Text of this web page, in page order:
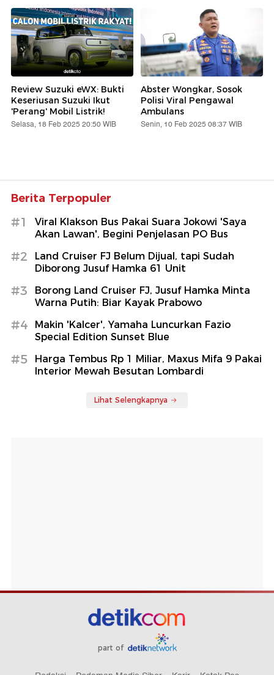
Review Suzuki eWX: Bukti
Keseriusan Suzuki Ikut
'Perang' Mobil Listrik!
Selasa, 18 Feb 2025 20:50 WIB
Abster Wongkar, Sosok
Polisi Viral Pengawal
Ambulans
Senin, 10 Feb 2025 08:37 WIB
Berita Terpopuler
#1
Viral Klakson Bus Pakai Suara Jokowi 'Saya
Akan Lawan', Begini Penjelasan PO Bus
#2
Land Cruiser FJ Belum Dijual, tapi Sudah
Diborong Jusuf Hamka 61 Unit
#3
Borong Land Cruiser FJ, Jusuf Hamka Minta
Warna Putih: Biar Kayak Prabowo
#4
Makin 'Kalcer', Yamaha Luncurkan Fazio
Special Edition Sunset Blue
#5
Harga Tembus Rp 1 Miliar, Maxus Mifa 9 Pakai
Interior Mewah Besutan Lombardi
Lihat Selengkapnya
part of